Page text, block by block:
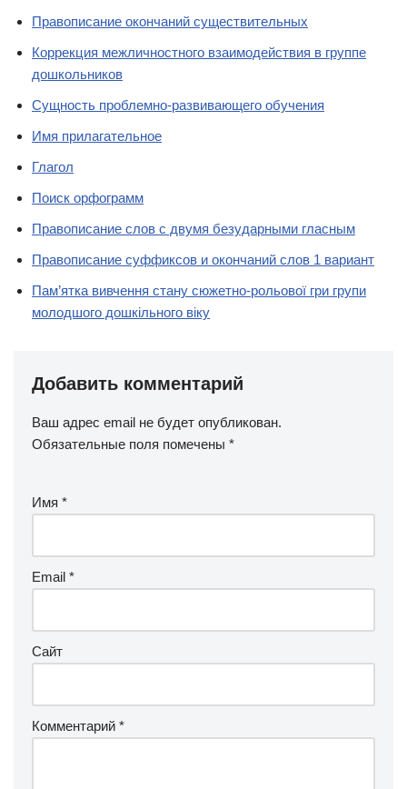
Правописание окончаний существительных
Коррекция межличностного взаимодействия в группе
дошкольников
Сущность проблемно-развивающего обучения
Имя прилагательное
Глагол
Поиск орфограмм
Правописание слов с двумя безударными гласным
Правописание суффиксов и окончаний слов 1 вариант
Пам’ятка вивчення стану сюжетно-рольової гри групи
молодшого дошкільного віку
Добавить комментарий
Ваш адрес email не будет опубликован.
Обязательные поля помечены *
Имя *
Email *
Сайт
Комментарий *